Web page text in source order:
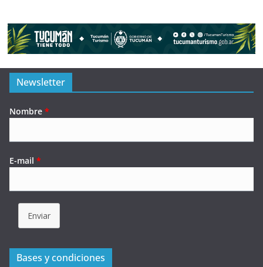
Newsletter
Nombre *
E-mail *
Enviar
Bases y condiciones